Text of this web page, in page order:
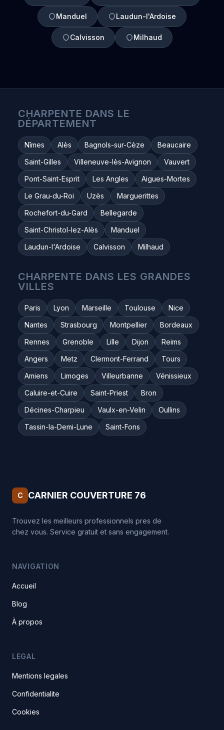
Manduel Laudun-l'Ardoise
Calvisson Milhaud
CHARPENTE DANS LE
DÉPARTEMENT
Nîmes Alès Bagnols-sur-Cèze
Beaucaire
Saint-Gilles
Villeneuve-lès-Avignon
Vauvert
Pont-Saint-Esprit
Les Angles
Aigues-Mortes
Le Grau-du-Roi
Uzès
Marguerittes
Rochefort-du-Gard
Bellegarde
Saint-Christol-lez-Alès
Manduel
Laudun-l'Ardoise
Calvisson Milhaud
CHARPENTE DANS LES GRANDES
VILLES
Paris Lyon Marseille Toulouse
Nice
Nantes
Strasbourg Montpellier
Bordeaux
Rennes
Grenoble Lille Dijon
Reims
Angers
Metz Clermont-Ferrand
Tours
Amiens
Limoges Villeurbanne
Vénissieux
Caluire-et-Cuire
Saint-Priest
Bron
Décines-Charpieu
Vaulx-en-Velin
Oullins
Tassin-la-Demi-Lune
Saint-Fons
C CARNIER COUVERTURE 76
Trouvez les meilleurs professionnels pres de
chez vous. Service gratuit et sans engagement.
NAVIGATION
Accueil
Blog
À propos
LEGAL
Mentions legales
Confidentialite
Cookies